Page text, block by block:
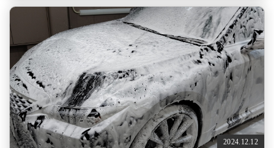
2024.12.12